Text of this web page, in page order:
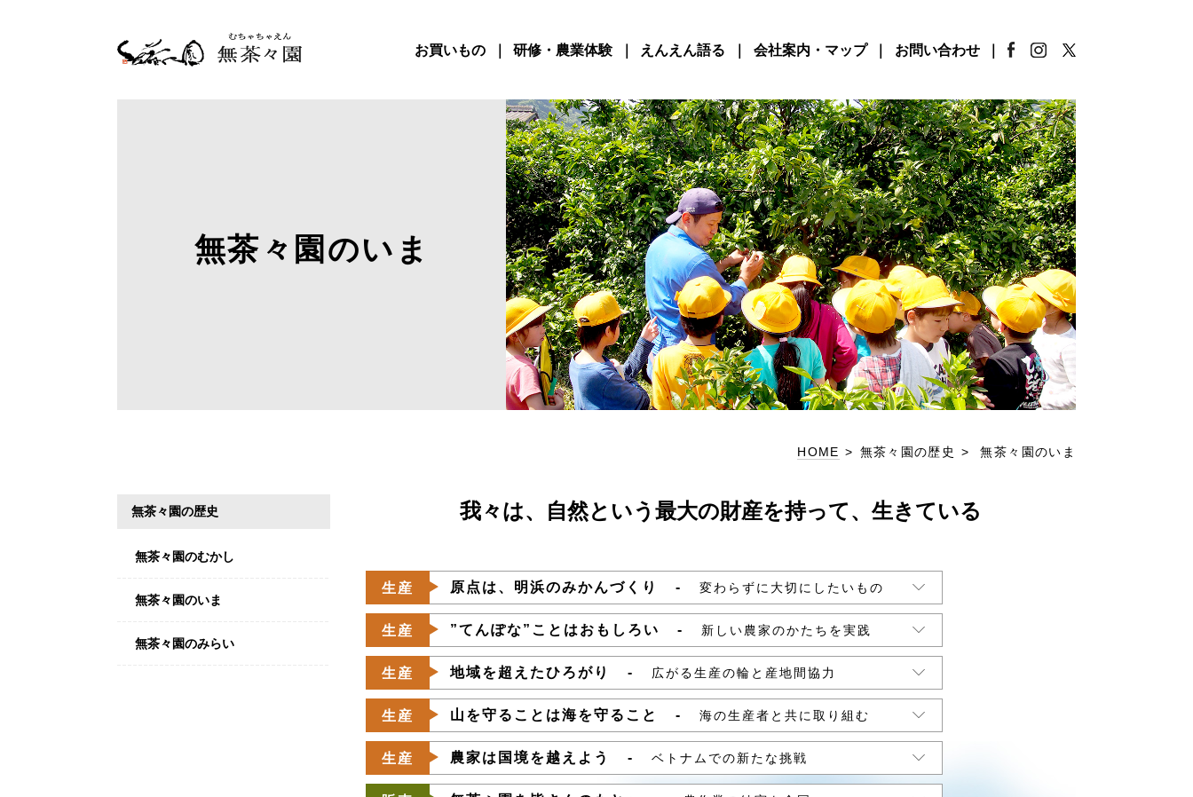
お買いもの 研修・農業体験 えんえん語る 会社案内・マップ お問い合わせ
無茶々園のいま
HOME > 無茶々園の歴史 > 無茶々園のいま
無茶々園の歴史
無茶々園のむかし
無茶々園のいま
無茶々園のみらい
我々は、自然という最大の財産を持って、生きている
生産 原点は、明浜のみかんづくり 変わらずに大切にしたいもの
生産 ”てんぽな”ことはおもしろい 新しい農家のかたちを実践
生産 地域を超えたひろがり 広がる生産の輪と産地間協力
生産 山を守ることは海を守ること 海の生産者と共に取り組む
生産 農家は国境を越えよう ベトナムでの新たな挑戦